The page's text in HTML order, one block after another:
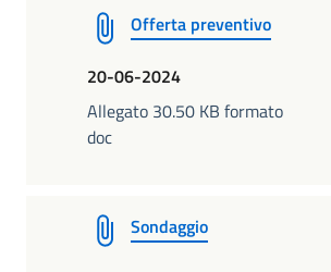
Offerta preventivo
20-06-2024
Allegato 30.50 KB formato
doc
Sondaggio